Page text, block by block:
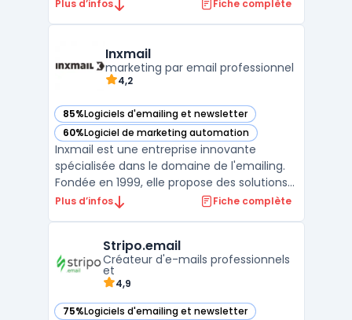
Grâce à l'intégration de données en temps
réel et de l'analytique avanc ...
Plus d’infos Fiche complète
Inxmail
marketing par email professionnel
4,2
85%Logiciels d'emailing et newsletter
— voir Inxmail dans cette catégorie
60%Logiciel de marketing automation
— voir Inxmail dans cette catégorie
Inxmail est une entreprise innovante
spécialisée dans le domaine de l'emailing.
Fondée en 1999, elle propose des solutions
de marketing digital pour aider les
Grâce à ses nombreuses fonctionnalités,
Inxmail est devenue ...
Plus d’infos Fiche complète
Stripo.email
Créateur d'e-mails professionnels
et
4,9
75%Logiciels d'emailing et newsletter
— voir Stripo.email dans cette catégorie